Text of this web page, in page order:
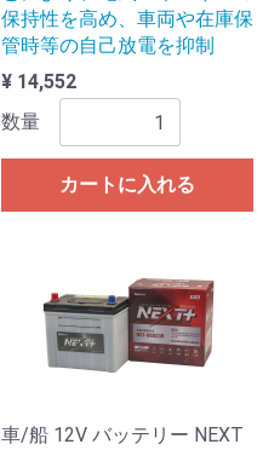
保持性を高め、車両や在庫保
管時等の自己放電を抑制
¥ 14,552
数量
カートに入れる
車/船 12V バッテリー NEXT